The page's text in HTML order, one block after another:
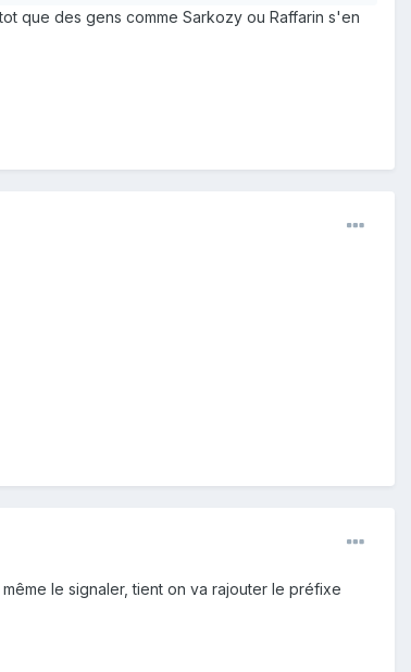
que des gens comme Sarkozy ou Raffarin s'en
le signaler, tient on va rajouter le préfixe